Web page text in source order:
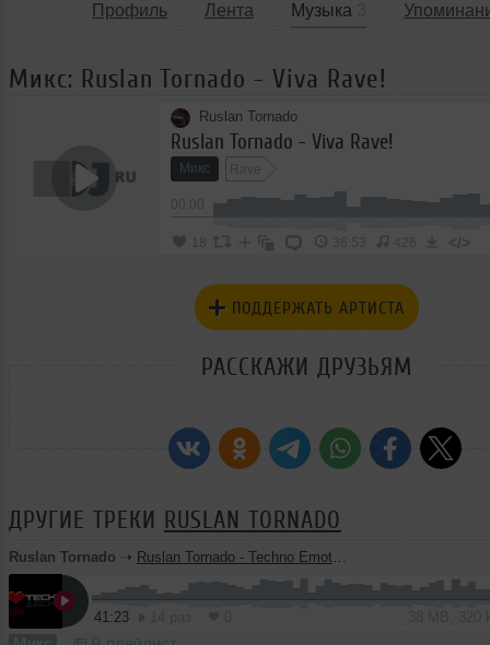
Профиль Лента Музыка
Микс: Ruslan Tornado - Viva Rave!
Ruslan Tornado
Ruslan Tornado - Viva Rave!
Микс Rave
36:53 426 </>
ПОДДЕРЖАТЬ АРТИСТА
РАССКАЖИ ДРУЗЬЯМ
ДРУГИЕ ТРЕКИ RUSLAN TORNADO
Ruslan Tornado ➝ Ruslan Tornado - Techno Emotions
41:23